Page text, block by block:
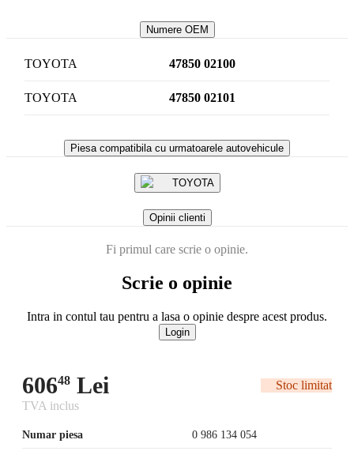
Numere OEM
TOYOTA 47850 02100
TOYOTA 47850 02101
Piesa compatibila cu urmatoarele autovehicule
TOYOTA
Opinii clienti
Fi primul care scrie o opinie.
Scrie o opinie
Intra in contul tau pentru a lasa o opinie despre acest produs.
Login
60648 Lei
Stoc limitat
TVA inclus
Numar piesa 0 986 134 054